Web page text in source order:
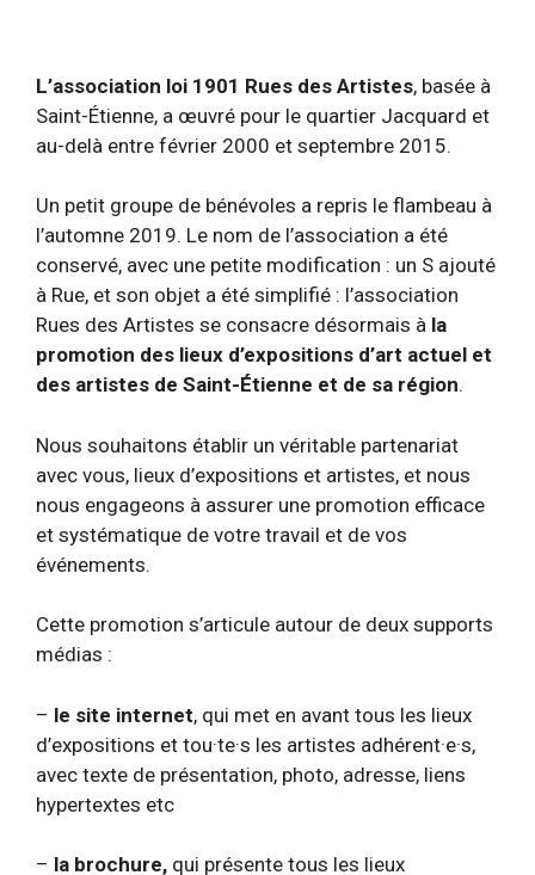
L’association loi 1901 Rues des Artistes, basée à
Saint-Étienne, a œuvré pour le quartier Jacquard et
au-delà entre février 2000 et septembre 2015.
Un petit groupe de bénévoles a repris le flambeau à
l’automne 2019. Le nom de l’association a été
conservé, avec une petite modification : un S ajouté
à Rue, et son objet a été simplifié : l’association
Rues des Artistes se consacre désormais à la
promotion des lieux d’expositions d’art actuel et
des artistes de Saint-Étienne et de sa région.
Nous souhaitons établir un véritable partenariat
avec vous, lieux d’expositions et artistes, et nous
nous engageons à assurer une promotion efficace
et systématique de votre travail et de vos
événements.
Cette promotion s’articule autour de deux supports
médias :
– le site internet, qui met en avant tous les lieux
d’expositions et tou·te·s les artistes adhérent·e·s,
avec texte de présentation, photo, adresse, liens
hypertextes etc
– la brochure, qui présente tous les lieux